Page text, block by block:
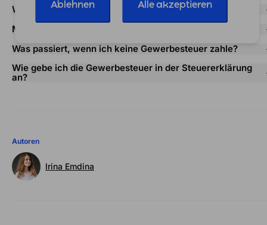
Autoren
Irina Emdina
Wie hoch ist die Gewerbesteuer in meiner Stadt?
Muss ich als Kleinunternehmer Gewerbesteuer zahlen?
Was passiert, wenn ich keine Gewerbesteuer zahle?
Wie gebe ich die Gewerbesteuer in der Steuererklärung
an?
Ablehnen Alle akzeptieren